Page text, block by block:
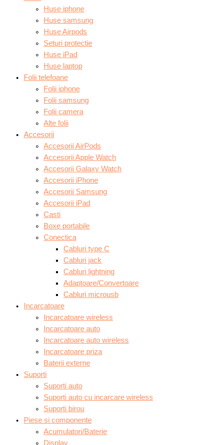
Huse iphone
Huse samsung
Huse Airpods
Seturi protectie
Huse iPad
Huse laptop
Folii telefoane
Folii iphone
Folii samsung
Folii camera
Alte folii
Accesorii
Accesorii AirPods
Accesorii Apple Watch
Accesorii Galaxy Watch
Accesorii iPhone
Accesorii Samsung
Accesorii iPad
Casti
Boxe portabile
Conectica
Cabluri type C
Cabluri jack
Cabluri lightning
Adaptoare/Convertoare
Cabluri microusb
Incarcatoare
Incarcatoare wireless
Incarcatoare auto
Incarcatoare auto wireless
Incarcatoare priza
Baterii externe
Suporti
Suporti auto
Suporti auto cu incarcare wireless
Suporti birou
Piese si componente
Acumulatori/Baterie
Display